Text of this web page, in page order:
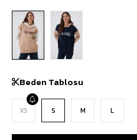
Beden Tablosu
XS S M L